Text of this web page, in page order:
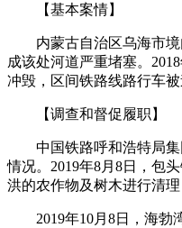
【基本案情】
内蒙古自治区乌海市
成该处河道严重堵塞。
冲毁，区间铁路线路行车被
【调查和督促履职】
中国铁路呼和浩特局
情况。2019年8月8日，包
洪的农作物及树木进行清
2019年10月8日，海